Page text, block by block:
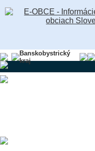
Banskobystrický
kraj